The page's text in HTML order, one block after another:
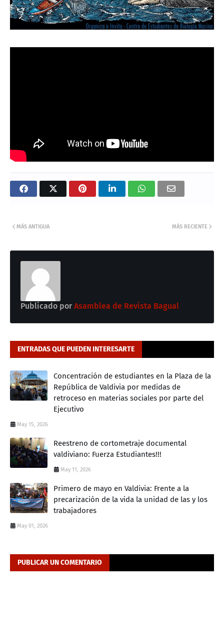
MÁS RECIENTE
MÁS ANTIGUA
Publicado por Asamblea de Revista Bagual
ENTRADAS QUE PUEDEN INTERESARTE
Concentración de estudiantes en la Plaza de la
República de Valdivia por medidas de
retroceso en materias sociales por parte del
Ejecutivo
May 15, 2026
Reestreno de cortometraje documental
valdiviano: Fuerza Estudiantes!!!
May 11, 2026
Primero de mayo en Valdivia: Frente a la
precarización de la vida la unidad de las y los
trabajadores
May 01, 2026
PUBLICAR UN COMENTARIO